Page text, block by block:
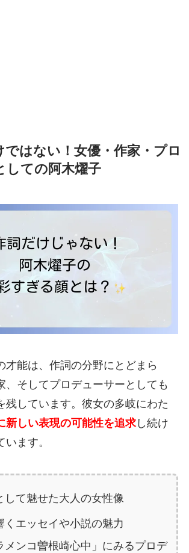
ではない！女優・作家・プロ
しての阿木燿子
才能は、作詞の分野にとどまら
、そしてプロデューサーとしても
残しています。彼女の多岐にわた
新しい表現の可能性を追求し続け
ます。
して魅せた大人の女性像
くエッセイや小説の魅力
メンコ曽根崎心中」にみるプロデ